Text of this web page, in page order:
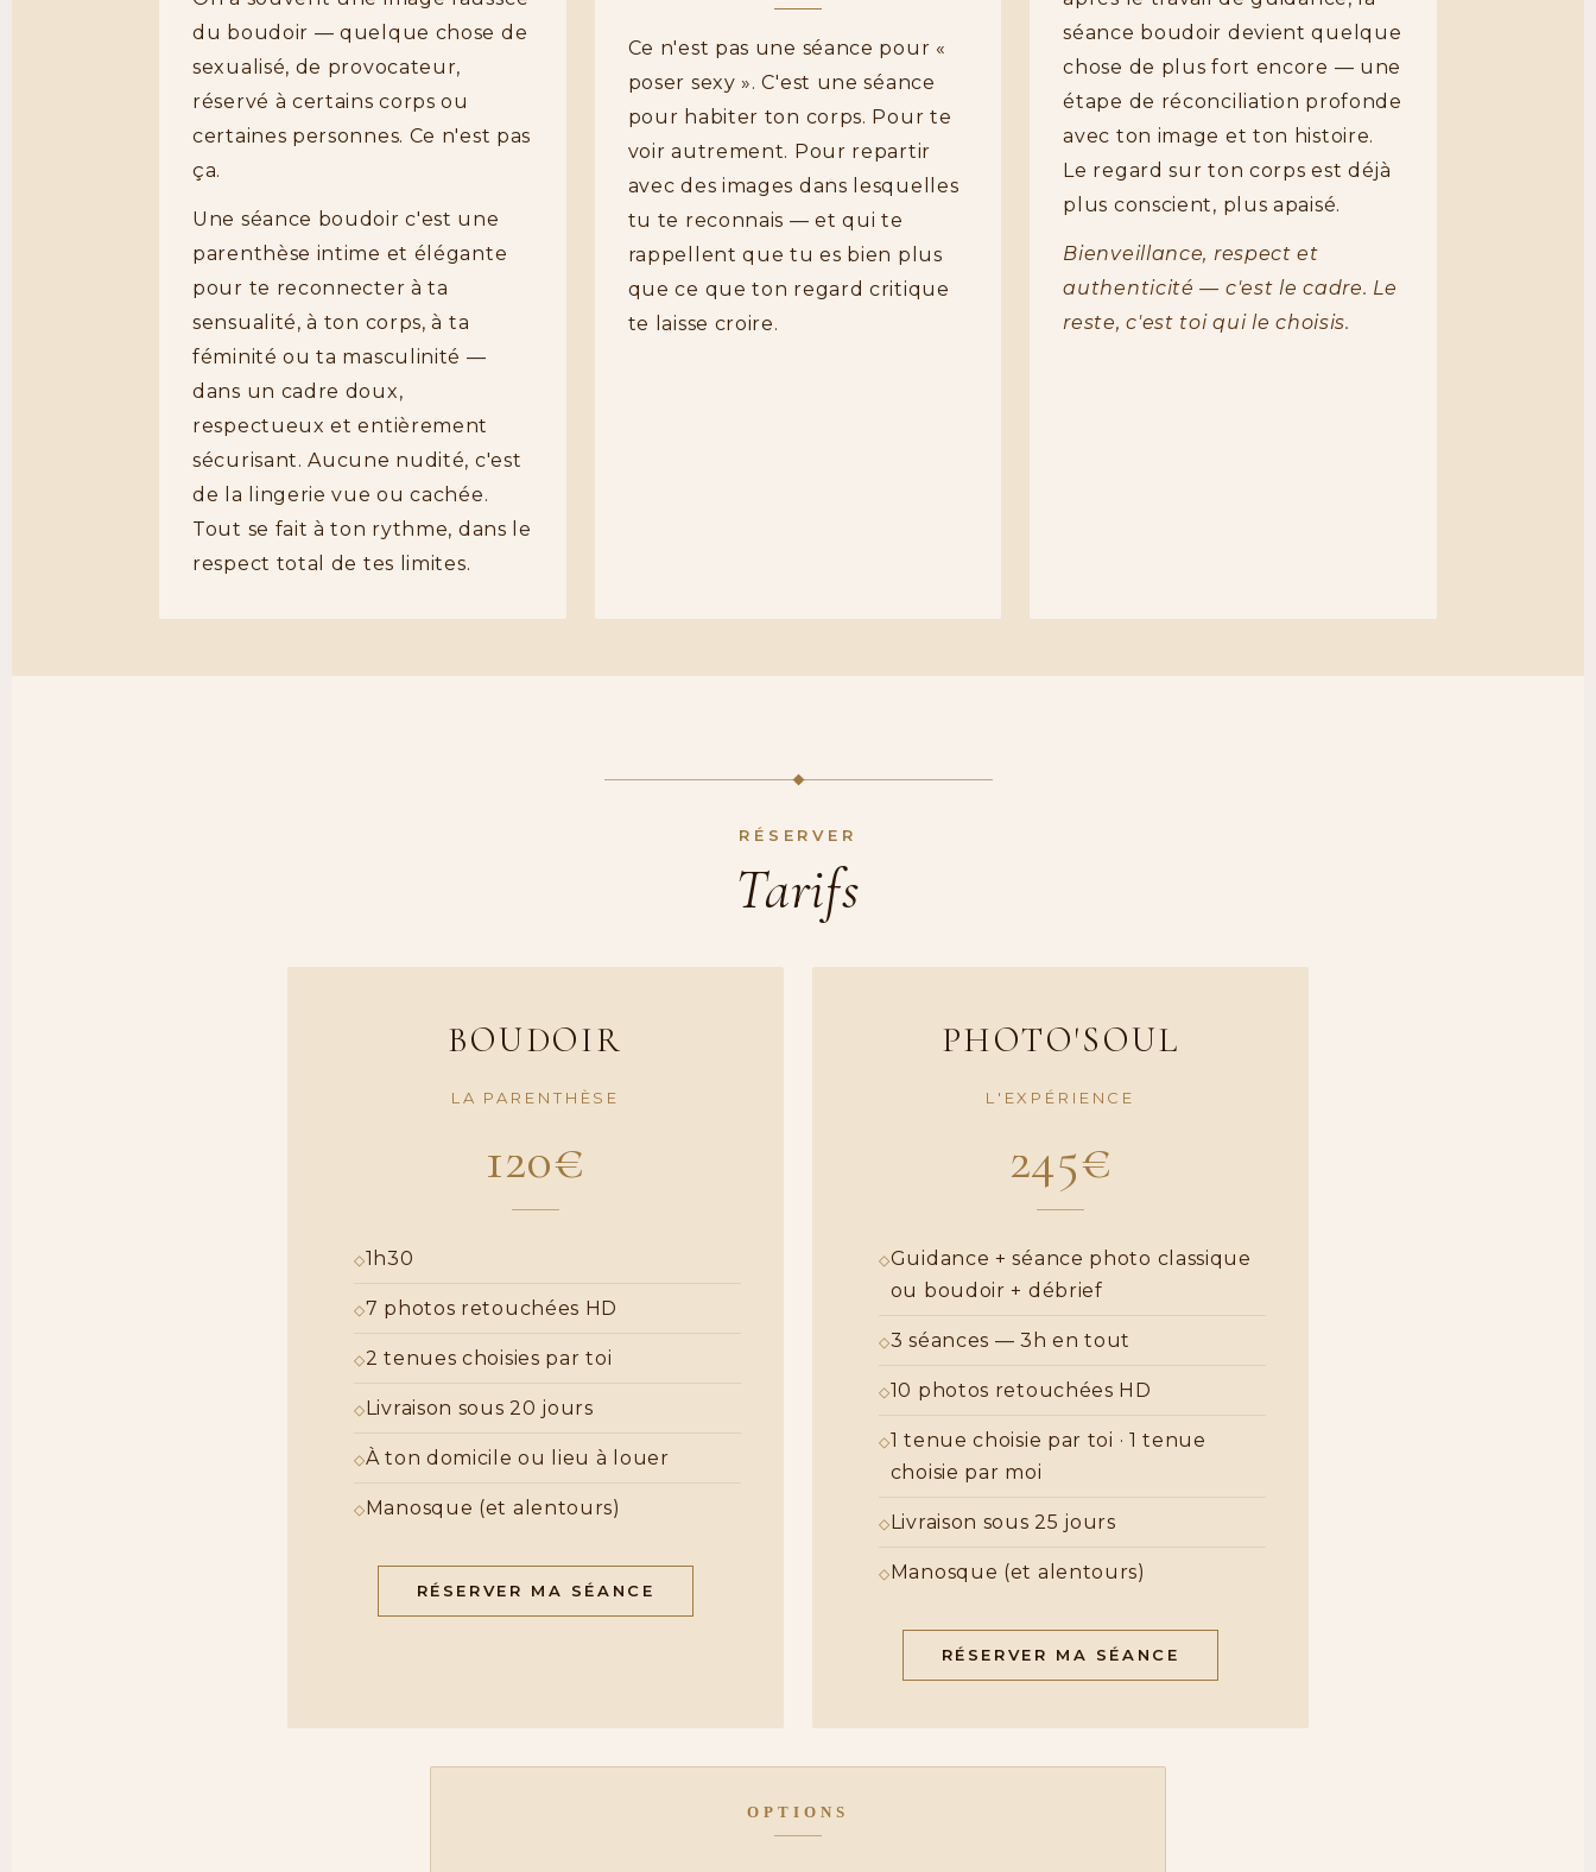
du boudoir — quelque chose de
sexualisé, de provocateur,
réservé à certains corps ou
certaines personnes. Ce n'est pas
ça.
Une séance boudoir c'est une
parenthèse intime et élégante
pour te reconnecter à ta
sensualité, à ton corps, à ta
féminité ou ta masculinité —
dans un cadre doux,
respectueux et entièrement
sécurisant. Aucune nudité, c'est
de la lingerie vue ou cachée.
Tout se fait à ton rythme, dans le
respect total de tes limites.
Ce n'est pas une séance pour «
poser sexy ». C'est une séance
pour habiter ton corps. Pour te
voir autrement. Pour repartir
avec des images dans lesquelles
tu te reconnais — et qui te
rappellent que tu es bien plus
que ce que ton regard critique
te laisse croire.
séance boudoir devient quelque
chose de plus fort encore — une
étape de réconciliation profonde
avec ton image et ton histoire.
Le regard sur ton corps est déjà
plus conscient, plus apaisé.
Bienveillance, respect et
authenticité — c'est le cadre. Le
reste, c'est toi qui le choisis.
RÉSERVER
Tarifs
BOUDOIR
LA PARENTHÈSE
120€
1h30
7 photos retouchées HD
2 tenues choisies par toi
Livraison sous 20 jours
À ton domicile ou lieu à louer
Manosque (et alentours)
RÉSERVER MA SÉANCE
PHOTO'SOUL
L'EXPÉRIENCE
245€
Guidance + séance photo classique
ou boudoir + débrief
3 séances — 3h en tout
10 photos retouchées HD
1 tenue choisie par toi · 1 tenue
choisie par moi
Livraison sous 25 jours
Manosque (et alentours)
RÉSERVER MA SÉANCE
OPTIONS